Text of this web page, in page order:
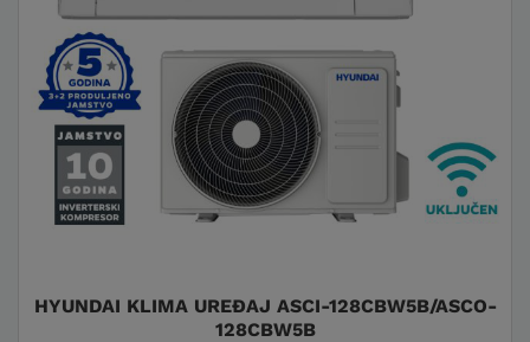
HYUNDAI KLIMA UREĐAJ ASCI-128CBW5B/ASCO-
128CBW5B